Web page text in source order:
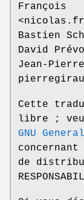
François
Bastien
David
Jean-
Cette
libre ;
GNU
de